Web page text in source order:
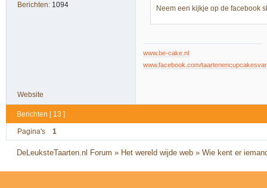
Berichten: 1094
Neem een kijkje op de facebook
www.be-cake.nl
www.facebook.com/
Website
Berichten [ 13 ]
Pagina's 1
DeLeuksteTaarten.nl Forum » Het wereld wijde web »Wie kent er